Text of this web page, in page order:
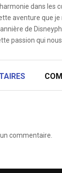
dans les
aventure que
de
passion qui
commentaire.